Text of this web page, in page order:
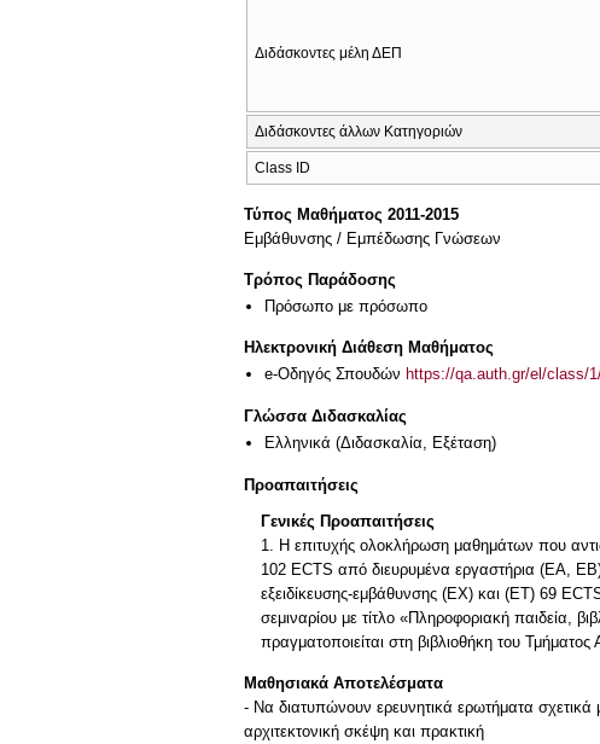
Διδάσκοντες μέλη ΔΕΠ
Διδάσκοντες άλλων Κατηγοριών
Class ID
Τύπος Μαθήματος 2011-2015
Εμβάθυνσης / Εμπέδωσης Γνώσεων
Τρόπος Παράδοσης
Πρόσωπο με πρόσωπο
Ηλεκτρονική Διάθεση Μαθήματος
e-Οδηγός Σπουδών https://qa.auth.gr/el/class/
Γλώσσα Διδασκαλίας
Ελληνικά (Διδασκαλία, Εξέταση)
Προαπαιτήσεις
Γενικές Προαπαιτήσεις
1. Η επιτυχής ολοκλήρωση μαθημάτων που
102 ECTS από διευρυμένα εργαστήρια (ΕΑ,
εξειδίκευσης-εμβάθυνσης (ΕΧ) και (ΕΤ) 69
σεμιναρίου με τίτλο «Πληροφοριακή παιδεία,
πραγματοποιείται στη βιβλιοθήκη του
Μαθησιακά Αποτελέσματα
- Να διατυπώνουν ερευνητικά ερωτήματα σχετικά
αρχιτεκτονική σκέψη και πρακτική